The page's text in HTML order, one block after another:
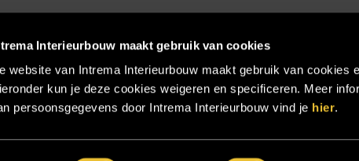
Interieurbouw maakt gebruik van cookies
website van Intrema Interieurbouw maakt gebruik van cookies
kun je deze cookies weigeren en specificeren. Meer
persoonsgegevens door Intrema Interieurbouw vind je hier.